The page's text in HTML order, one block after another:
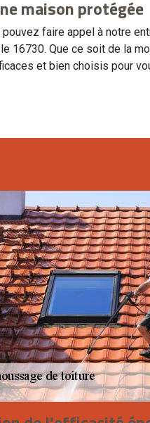
maison protégée
faire appel à notre
Que ce soit de la
et bien choisis pour